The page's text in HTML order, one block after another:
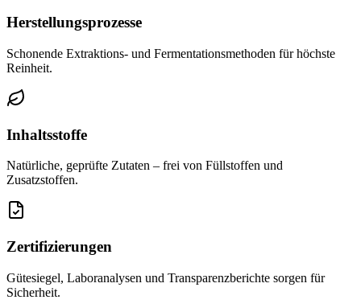
Herstellungsprozesse
Schonende Extraktions- und Fermentationsmethoden für höchste
Reinheit.
Inhaltsstoffe
Natürliche, geprüfte Zutaten – frei von Füllstoffen und
Zusatzstoffen.
Zertifizierungen
Gütesiegel, Laboranalysen und Transparenzberichte sorgen für
Sicherheit.